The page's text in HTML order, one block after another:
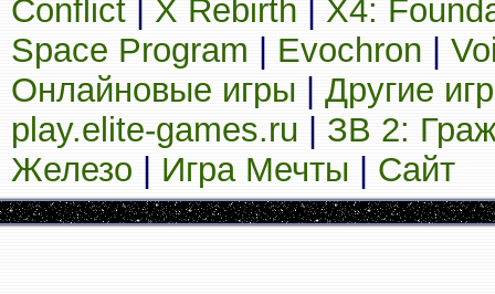
Conflict
X Rebirth
X4:
Space Program
Evochron
Онлайновые игры
Другие
play.elite-games.ru
ЗВ 2:
Железо
Игра Мечты Сайт